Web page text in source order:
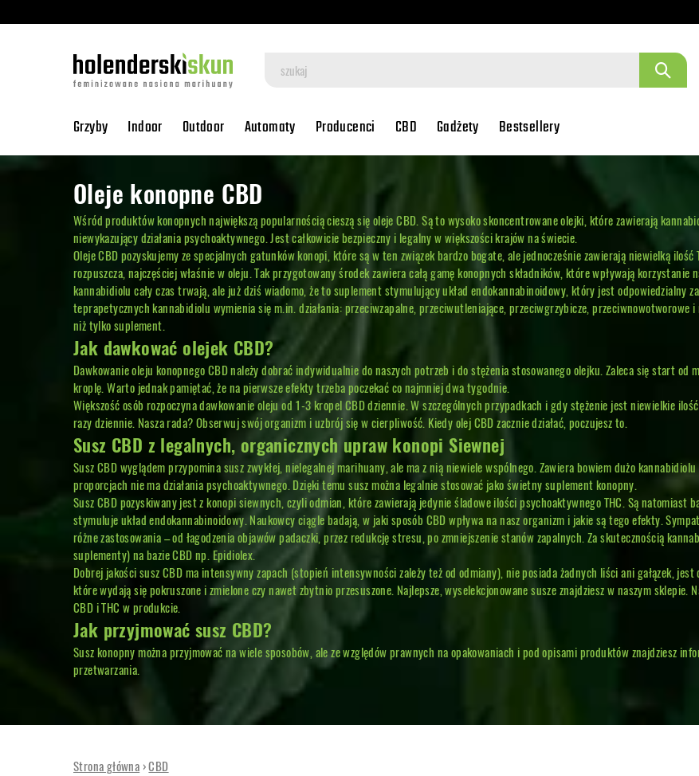
Grzyby Indoor Outdoor Automaty Producenci CBD Gadżety Bestsellery
Oleje konopne CBD
Wśród produktów konopnych największą popularnością cieszą się oleje CBD. Są to wysoko skoncentrowane olejki, które zawierają
niewykazujący działania psychoaktywnego. Jest całkowicie bezpieczny i legalny w większości krajów na świecie.
Oleje CBD pozyskujemy ze specjalnych gatunków konopi, które są w ten związek bardzo bogate, ale jednocześnie zawierają niewielką
rozpuszcza, najczęściej właśnie w oleju. Tak przygotowany środek zawiera całą gamę konopnych składników, które wpływają
kannabidiolu cały czas trwają, ale już dziś wiadomo, że to suplement stymulujący układ endokannabinoidowy, który jest odpowiedzialny
teprapetycznych kannabidiolu wymienia się m.in. działania: przeciwzapalne, przeciwutleniające, przeciwgrzybicze, przeciwnowotworowe
niż tylko suplement.
Jak dawkować olejek CBD?
Dawkowanie oleju konopnego CBD należy dobrać indywidualnie do naszych potrzeb i do stężenia stosowanego olejku. Zaleca się start od
kroplę. Warto jednak pamiętać, że na pierwsze efekty trzeba poczekać co najmniej dwa tygodnie.
Większość osób rozpoczyna dawkowanie oleju od 1-3 kropel CBD dziennie. W szczególnych przypadkach i gdy stężenie jest niewielkie
razy dziennie. Nasza rada? Obserwuj swój organizm i uzbrój się w cierpliwość. Kiedy olej CBD zacznie działać, poczujesz to.
Susz CBD z legalnych, organicznych upraw konopi Siewnej
Susz CBD wyglądem przypomina susz zwykłej, nielegalnej marihuany, ale ma z nią niewiele wspólnego. Zawiera bowiem dużo
proporcjach nie ma działania psychoaktywnego. Dzięki temu susz można legalnie stosować jako świetny suplement konopny.
Susz CBD pozyskiwany jest z konopi siewnych, czyli odmian, które zawierają jedynie śladowe ilości psychoaktywnego THC. Są
stymuluje układ endokannabinoidowy. Naukowcy ciągle badają, w jaki sposób CBD wpływa na nasz organizm i jakie są tego efekty.
różne zastosowania – od łagodzenia objawów padaczki, przez redukcję stresu, po zmniejszenie stanów zapalnych. Za skutecznością
suplementy) na bazie CBD np. Epidiolex.
Dobrej jakości susz CBD ma intensywny zapach (stopień intensywności zależy też od odmiany), nie posiada żadnych liści ani gałązek,
które wydają się pokruszone i zmielone czy nawet zbytnio przesuszone. Najlepsze, wyselekcjonowane susze znajdziesz w naszym
CBD i THC w produkcie.
Jak przyjmować susz CBD?
Susz konopny można przyjmować na wiele sposobów, ale ze względów prawnych na opakowaniach i pod opisami produktów znajdziesz
przetwarzania.
Strona główna ›CBD